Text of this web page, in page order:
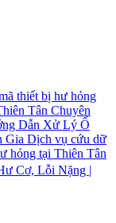
thiết bị hư hỏng
Tân Chuyên
Dẫn Xử Lý Ổ
Gia Dịch vụ cứu dữ
hỏng tại Thiên Tân
Cơ, Lỗi Nặng |